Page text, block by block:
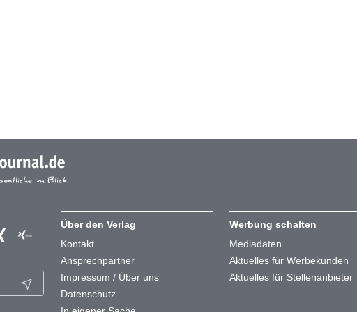
Über den Verlag
Kontakt
Ansprechpartner
Impressum / Über uns
Datenschutz
Werbung schalten
Mediadaten
Aktuelles für Werbekunden
Aktuelles für Stellenanbieter